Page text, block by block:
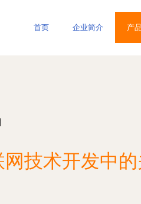
首页 企业简介 产
技术开发中